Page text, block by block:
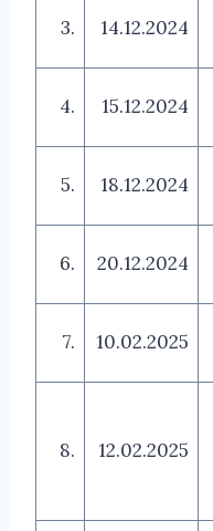
3. 14.12.2024
4. 15.12.2024
5. 18.12.2024
6. 20.12.2024
7. 10.02.2025
8. 12.02.2025